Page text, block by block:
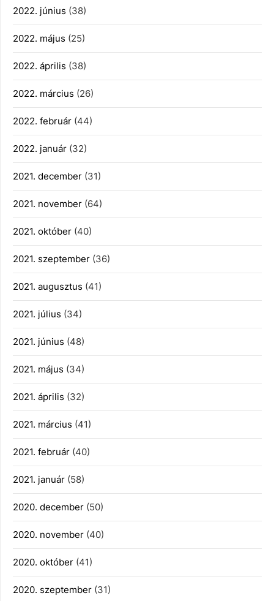
2022. június (38)
2022. május (25)
2022. április (38)
2022. március (26)
2022. február (44)
2022. január (32)
2021. december (31)
2021. november (64)
2021. október (40)
2021. szeptember (36)
2021. augusztus (41)
2021. július (34)
2021. június (48)
2021. május (34)
2021. április (32)
2021. március (41)
2021. február (40)
2021. január (58)
2020. december (50)
2020. november (40)
2020. október (41)
2020. szeptember (31)